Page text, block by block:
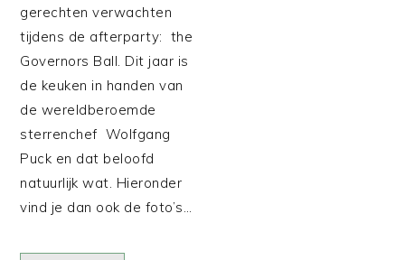
gerechten verwachten
tijdens de afterparty: the
Governors Ball. Dit jaar is
de keuken in handen van
de wereldberoemde
sterrenchef Wolfgang
Puck en dat beloofd
natuurlijk wat. Hieronder
vind je dan ook de foto’s…